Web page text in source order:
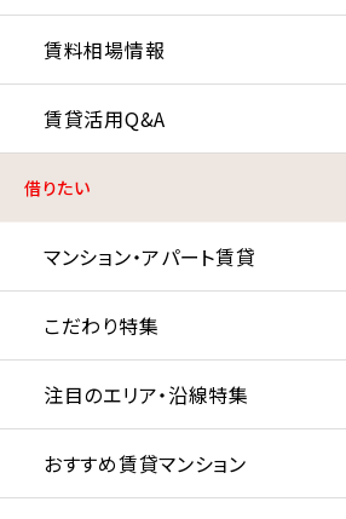
賃料相場情報
賃貸活用Q&A
借りたい
マンション・アパート賃貸
こだわり特集
注目のエリア・沿線特集
おすすめ賃貸マンション